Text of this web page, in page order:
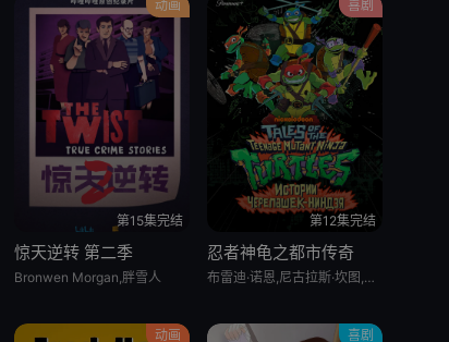
动画
第15集完结
惊天逆转 第二季
Bronwen Morgan,胖雪人
喜剧
第12集完结
忍者神龟之都市传奇
布雷迪·诺恩,尼古拉斯·坎图,迈克·艾贝,小肖恩·布朗,阿尤·艾德维利
动画 喜剧